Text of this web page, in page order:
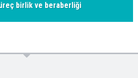
birlik ve beraberliği